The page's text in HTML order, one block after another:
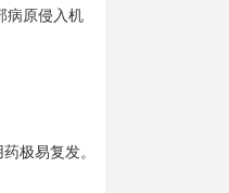
病原侵入机
极易复发。